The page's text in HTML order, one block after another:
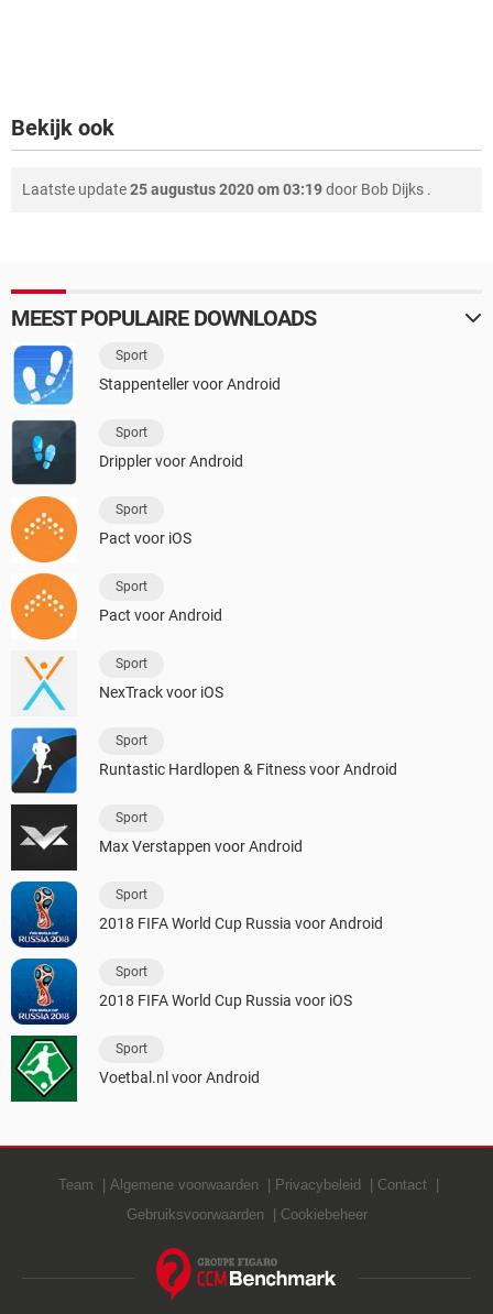
Bekijk ook
Laatste update25 augustus 2020 om 03:19door Bob Dijks .
MEEST POPULAIRE DOWNLOADS
Sport
Stappenteller voor Android
Sport
Drippler voor Android
Sport
Pact voor iOS
Sport
Pact voor Android
Sport
NexTrack voor iOS
Sport
Runtastic Hardlopen & Fitness voor Android
Sport
Max Verstappen voor Android
Sport
2018 FIFA World Cup Russia voor Android
Sport
2018 FIFA World Cup Russia voor iOS
Sport
Voetbal.nl voor Android
Team Algemene voorwaarden Privacybeleid
Contact
Gebruiksvoorwaarden
Cookiebeheer